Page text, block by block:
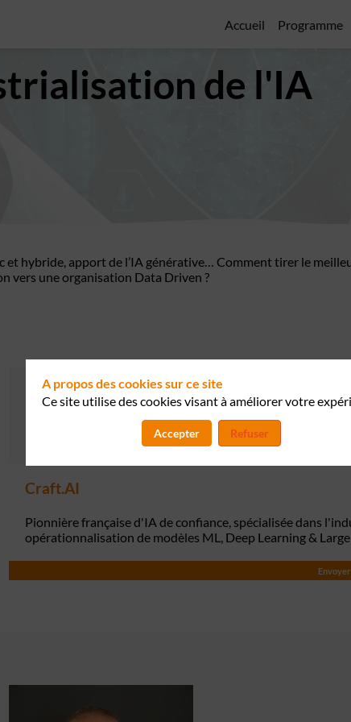
Accueil Programme
de l'IA
hybride, apport de l’IA générative… Comment tirer le
vers une organisation Data Driven ?
Craft.AI
Pionnière française d'IA de confiance, spécialisée dans
opérationnalisation de modèles ML, Deep Learning &
A propos des cookies sur ce site
Ce site utilise des cookies visant à améliorer votre
Accepter Refuser